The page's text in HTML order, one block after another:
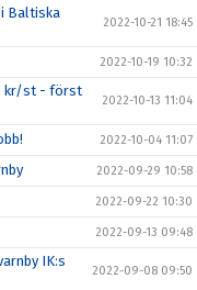
Baltiska
2022-10-21 18:45
2022-10-19 10:32
kr/st - först
2022-10-13 11:04
2022-10-04 11:07
2022-09-29 10:58
2022-09-22 10:30
2022-09-13 09:48
IK:s
2022-09-08 09:50